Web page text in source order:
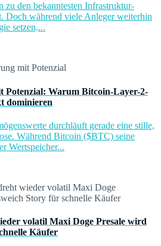
zu den bekanntesten Infrastruktur-
Doch während viele Anleger weiterhin
setzen,...
Potenzial: Warum Bitcoin-Layer-2-
dominieren
durchläuft gerade eine stille,
Während Bitcoin ($BTC) seine
Wertspeicher...
volatil Maxi Doge Presale wird
Käufer